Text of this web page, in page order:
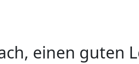
einen guten